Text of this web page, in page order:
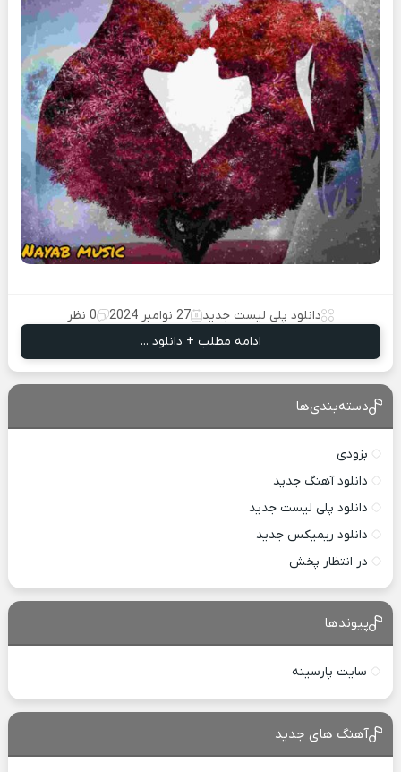
دانلود پلی لیست جدید 27 نوامبر 2024
0 نظر
ادامه مطلب + دانلود ...
دسته‌بندی‌ها
بزودی
دانلود آهنگ جدید
دانلود پلی لیست جدید
دانلود ریمیکس جدید
در انتظار پخش
پیوندها
سایت پارسینه
آهنگ های جدید